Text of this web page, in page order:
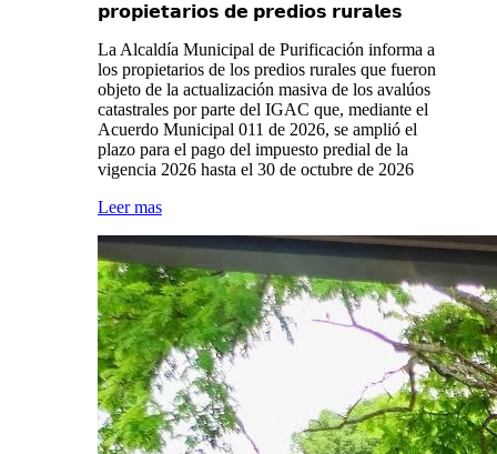
𝗽𝗿𝗼𝗽𝗶𝗲𝘁𝗮𝗿𝗶𝗼𝘀 𝗱𝗲 𝗽𝗿𝗲𝗱𝗶𝗼𝘀 𝗿𝘂𝗿𝗮𝗹𝗲𝘀
La Alcaldía Municipal de Purificación informa a
los propietarios de los predios rurales que fueron
objeto de la actualización masiva de los avalúos
catastrales por parte del IGAC que, mediante el
Acuerdo Municipal 011 de 2026, se amplió el
plazo para el pago del impuesto predial de la
vigencia 2026 hasta el 30 de octubre de 2026
Leer mas